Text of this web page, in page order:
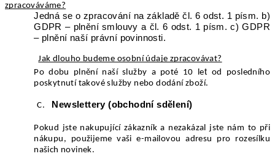
zpracováváme?
Jedná se o zpracování na základě čl. 6 odst. 1 písm. b)
GDPR – plnění smlouvy a čl. 6 odst. 1 písm. c) GDPR
– plnění naší právní povinnosti.
Jak dlouho budeme osobní údaje zpracovávat?
Po dobu plnění naší služby a poté 10
letod posledního
poskytnutí takové služby nebo dodání zboží.
Newslettery (obchodní sdělení)
Pokud jste nakupující zákazník a nezakázal jste nám to při
nákupu, použijeme vaši e-mailovou adresu pro rozesílku
našich novinek.